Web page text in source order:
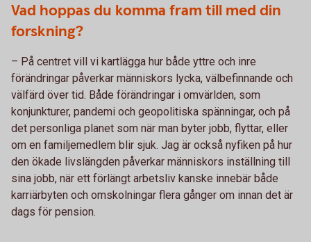
Vad hoppas du komma fram till med din
forskning?
– På centret vill vi kartlägga hur både yttre och inre
förändringar påverkar människors lycka, välbefinnande och
välfärd över tid. Både förändringar i omvärlden, som
konjunkturer, pandemi och geopolitiska spänningar, och på
det personliga planet som när man byter jobb, flyttar, eller
om en familjemedlem blir sjuk. Jag är också nyfiken på hur
den ökade livslängden påverkar människors inställning till
sina jobb, när ett förlängt arbetsliv kanske innebär både
karriärbyten och omskolningar flera gånger om innan det är
dags för pension.